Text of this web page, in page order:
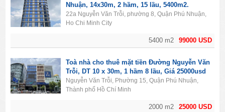
99000 USD
5400 m2
Nhuận, 14x30m, 2 hầm, 15 lầu, 5400m2.
22a Nguyễn Văn Trỗi, phường 8, Quận Phú Nhuận,
Ho Chi Minh City
25000 USD
2000 m2
Toà nhà cho thuê mặt tiền Đường Nguyễn Văn
Trỗi, DT 10 x 30m, 1 hầm 8 lầu, Giá 25000usd
Nguyễn Văn Trỗi, Phường 15, Quận Phú Nhuận,
Thành phố Hồ Chí Minh